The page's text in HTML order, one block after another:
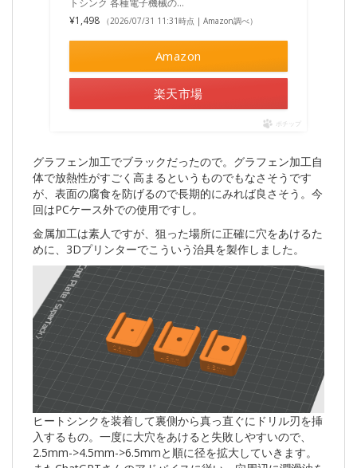
トシンク 各種電子機械の…
¥1,498
（2026/07/31 11:31時点 | Amazon調べ）
Amazon
楽天市場
ポチップ
グラフェン加工でブラックだったので。グラフェン加工自
体で放熱性がすごく高まるというものでもなさそうです
が、表面の腐食を防げるので長期的にみれば良さそう。今
回はPCケース外での使用ですし。
金属加工は素人ですが、狙った場所に正確に穴をあけるた
めに、3Dプリンターでこういう治具を製作しました。
ヒートシンクを装着して裏側から真っ直ぐにドリル刃を挿
入するもの。一度に大穴をあけると失敗しやすいので、
2.5mm->4.5mm->6.5mmと順に径を拡大していきます。